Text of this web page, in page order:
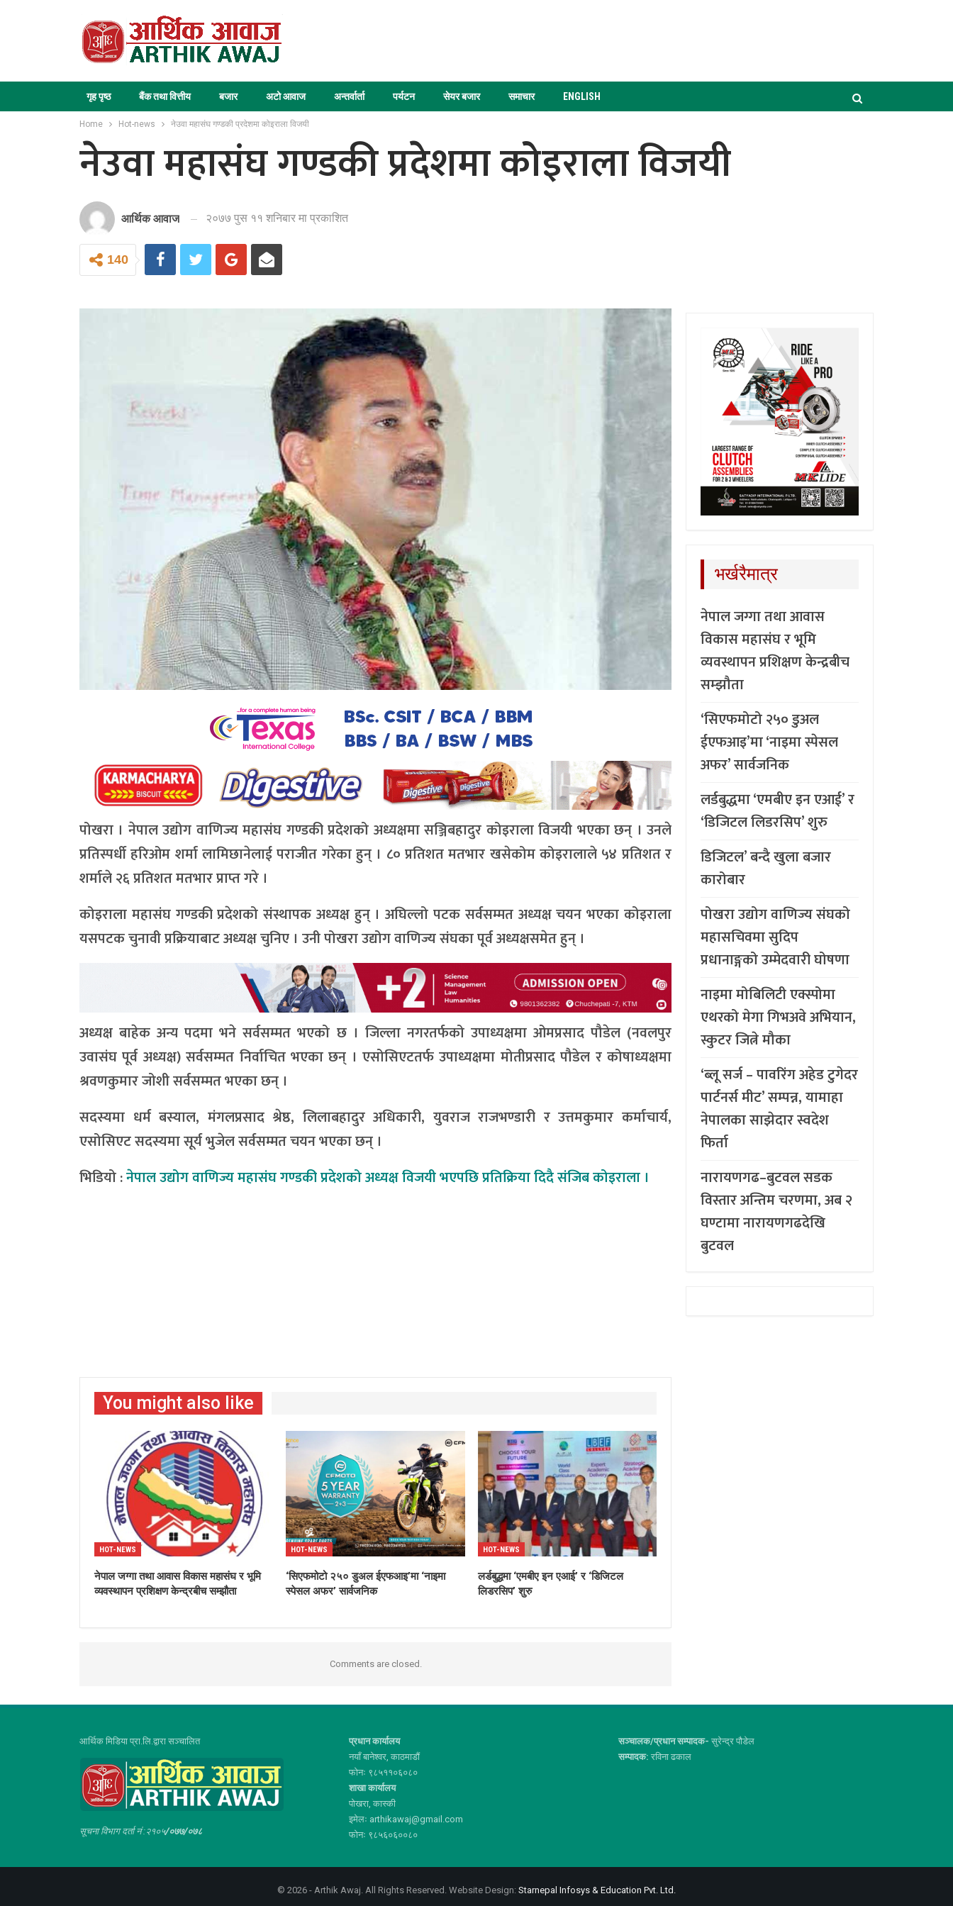
गृह पृष्ठ बैंक तथा वित्तीय बजार अटो आवाज अन्तर्वार्ता पर्यटन सेयर बजार समाचार ENGLISH
Home Hot-news नेउवा महासंघ गण्डकी प्रदेशमा कोइराला विजयी
नेउवा महासंघ गण्डकी प्रदेशमा कोइराला विजयी
आर्थिक आवाज २०७७ पुस ११ शनिबार मा प्रकाशित
140
पोखरा । नेपाल उद्योग वाणिज्य महासंघ गण्डकी प्रदेशको अध्यक्षमा सञ्जिबहादुर कोइराला विजयी भएका छन् । उनले
प्रतिस्पर्धी हरिओम शर्मा लामिछानेलाई पराजीत गरेका हुन् । ८० प्रतिशत मतभार खसेकोम कोइरालाले ५४ प्रतिशत र
शर्माले २६ प्रतिशत मतभार प्राप्त गरे ।
कोइराला महासंघ गण्डकी प्रदेशको संस्थापक अध्यक्ष हुन् । अघिल्लो पटक सर्वसम्मत अध्यक्ष चयन भएका कोइराला
यसपटक चुनावी प्रक्रियाबाट अध्यक्ष चुनिए । उनी पोखरा उद्योग वाणिज्य संघका पूर्व अध्यक्षसमेत हुन् ।
अध्यक्ष बाहेक अन्य पदमा भने सर्वसम्मत भएको छ । जिल्ला नगरतर्फको उपाध्यक्षमा ओमप्रसाद पौडेल (नवलपुर
उवासंघ पूर्व अध्यक्ष) सर्वसम्मत निर्वाचित भएका छन् । एसोसिएटतर्फ उपाध्यक्षमा मोतीप्रसाद पौडेल र कोषाध्यक्षमा
श्रवणकुमार जोशी सर्वसम्मत भएका छन् ।
सदस्यमा धर्म बस्याल, मंगलप्रसाद श्रेष्ठ, लिलाबहादुर अधिकारी, युवराज राजभण्डारी र उत्तमकुमार कर्माचार्य,
एसोसिएट सदस्यमा सूर्य भुजेल सर्वसम्मत चयन भएका छन् ।
भिडियो :नेपाल उद्योग वाणिज्य महासंघ गण्डकी प्रदेशको अध्यक्ष विजयी भएपछि प्रतिक्रिया दिदै संजिब कोइराला ।
You might also like
HOT-NEWS
नेपाल जग्गा तथा आवास विकास महासंघ र भूमि
व्यवस्थापन प्रशिक्षण केन्द्रबीच सम्झौता
HOT-NEWS
‘सिएफमोटो २५० डुअल ईएफआइ’मा ‘नाइमा
स्पेसल अफर’ सार्वजनिक
HOT-NEWS
लर्डबुद्धमा ‘एमबीए इन एआई’ र ‘डिजिटल
लिडरसिप’ शुरु
Comments are closed.
भर्खरैमात्र
नेपाल जग्गा तथा आवास
विकास महासंघ र भूमि
व्यवस्थापन प्रशिक्षण केन्द्रबीच
सम्झौता
‘सिएफमोटो २५० डुअल
ईएफआइ’मा ‘नाइमा स्पेसल
अफर’ सार्वजनिक
लर्डबुद्धमा ‘एमबीए इन एआई’ र
‘डिजिटल लिडरसिप’ शुरु
डिजिटल’ बन्दै खुला बजार
कारोबार
पोखरा उद्योग वाणिज्य संघको
महासचिवमा सुदिप
प्रधानाङ्गको उम्मेदवारी घोषणा
नाइमा मोबिलिटी एक्स्पोमा
एथरको मेगा गिभअवे अभियान,
स्कुटर जित्ने मौका
‘ब्लू सर्ज – पावरिंग अहेड टुगेदर
पार्टनर्स मीट’ सम्पन्न, यामाहा
नेपालका साझेदार स्वदेश
फिर्ता
नारायणगढ–बुटवल सडक
विस्तार अन्तिम चरणमा, अब २
घण्टामा नारायणगढदेखि
बुटवल
आर्थिक मिडिया प्रा.लि.द्वारा सञ्चालित
सूचना विभाग दर्ता नं :२१०५/०७७/०७८
प्रधान कार्यालय
नयाँ बानेश्वर, काठमाडौं
फोनः ९८५११०६०८०
शाखा कार्यालय
पोखरा, कास्की
इमेलः arthikawaj@gmail.com
फोनः ९८५६०६००८०
सञ्चालक/प्रधान सम्पादक- सुरेन्द्र पौडेल
सम्पादक: रविना ढकाल
© 2026 - Arthik Awaj. All Rights Reserved. Website Design: Starnepal Infosys & Education Pvt. Ltd.